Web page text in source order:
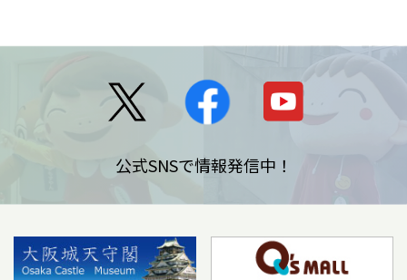
公式SNSで情報発信中！